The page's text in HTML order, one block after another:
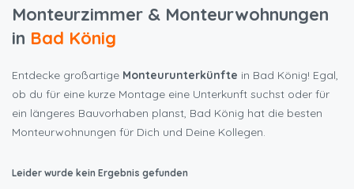
Monteurzimmer & Monteurwohnungen
in Bad König
Entdecke großartige Monteurunterkünfte in Bad König! Egal,
ob du für eine kurze Montage eine Unterkunft suchst oder für
ein längeres Bauvorhaben planst, Bad König hat die besten
Monteurwohnungen für Dich und Deine Kollegen.
Leider wurde kein Ergebnis gefunden